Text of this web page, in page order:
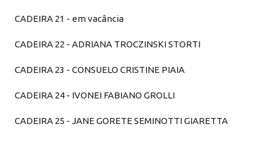
CADEIRA 21 - em vacância
CADEIRA 22 - ADRIANA TROCZINSKI STORTI
CADEIRA 23 - CONSUELO CRISTINE PIAIA
CADEIRA 24 - IVONEI FABIANO GROLLI
CADEIRA 25 - JANE GORETE SEMINOTTI GIARETTA